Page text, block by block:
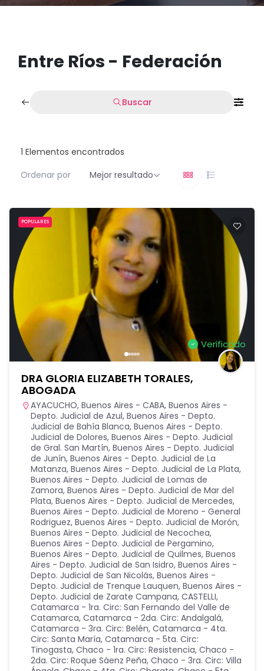
Entre Ríos - Federación
Buscar
1 Elementos encontrados
Ordenar por
Mejor resultado
POPULARES
Verificado
DRA GLORIA ELIZABETH TORALES,
ABOGADA
AYACUCHO, Buenos Aires - CABA, Buenos Aires -
Depto. Judicial de Azul, Buenos Aires - Depto.
Judicial de Bahía Blanca, Buenos Aires - Depto.
Judicial de Dolores, Buenos Aires - Depto. Judicial
de Gral. San Martín, Buenos Aires - Depto. Judicial
de Junín, Buenos Aires - Depto. Judicial de La
Matanza, Buenos Aires - Depto. Judicial de La Plata,
Buenos Aires - Depto. Judicial de Lomas de
Zamora, Buenos Aires - Depto. Judicial de Mar del
Plata, Buenos Aires - Depto. Judicial de Mercedes,
Buenos Aires - Depto. Judicial de Moreno - General
Rodriguez, Buenos Aires - Depto. Judicial de Morón,
Buenos Aires - Depto. Judicial de Necochea,
Buenos Aires - Depto. Judicial de Pergamino,
Buenos Aires - Depto. Judicial de Quilmes, Buenos
Aires - Depto. Judicial de San Isidro, Buenos Aires -
Depto. Judicial de San Nicolás, Buenos Aires -
Depto. Judicial de Trenque Lauquen, Buenos Aires -
Depto. Judicial de Zarate Campana, CASTELLI,
Catamarca - 1ra. Circ: San Fernando del Valle de
Catamarca, Catamarca - 2da. Circ: Andalgalá,
Catamarca - 3ra. Circ: Belén, Catamarca - 4ta.
Circ: Santa María, Catamarca - 5ta. Circ:
Tinogasta, Chaco - 1ra. Circ: Resistencia, Chaco -
2da. Circ: Roque Sáenz Peña, Chaco - 3ra. Circ: Villa